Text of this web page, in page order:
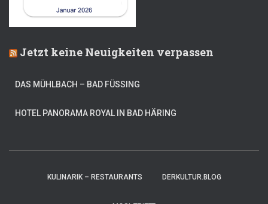
Jetzt keine Neuigkeiten verpassen
DAS MÜHLBACH – BAD FÜSSING
HOTEL PANORAMA ROYAL IN BAD HÄRING
KULINARIK – RESTAURANTS DERKULTUR.BLOG